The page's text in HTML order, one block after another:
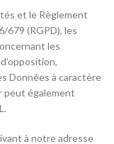
et le Règlement
679 (RGPD), les
les
Données à caractère
peut également
à notre adresse